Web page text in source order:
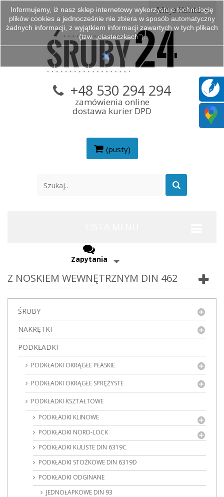
Moje Konto
(pusty)
+48 530 294 294
zamówienia online
dostawa kurier DPD
Zapytania
Z NOSKIEM WEWNĘTRZNYM DIN 462
ŚRUBY
NAKRĘTKI
PODKŁADKI
PODKŁADKI OKRĄGŁE PŁASKIE
PODKŁADKI OKRĄGŁE SPRĘŻYSTE
PODKŁADKI KSZTAŁTOWE
PODKŁADKI KLINOWE
PODKŁADKI NORD-LOCK
PODKŁADKI KULISTE DIN 6319C
PODKŁADKI STOŻKOWE DIN 6319D
PODKŁADKI ODGINANE
JEDNOŁAPKOWE DIN 93
Informujemy, iż nasz sklep internetowy wykorzystuje technologię
plików cookies a jednocześnie nie zbiera w sposób automatyczny
żadnych informacji, z wyjątkiem informacji zawartych w tych plikach
(tzw. „ciasteczkach”).